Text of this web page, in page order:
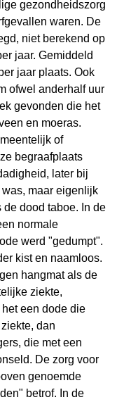
gezondheidszorg
waren. De
niet berekend op
jaar. Gemiddeld
jaar plaats. Ook
ofwel anderhalf uur
gevonden die het
en moeras.
of
begraafplaats
later bij
maar eigenlijk
dood taboe. In de
normale
werd "gedumpt".
kist en naamloos.
hangmat als de
ziekte,
een dode die
dan
die met een
De zorg voor
genoemde
betrof. In de